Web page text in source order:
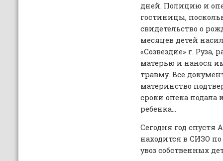
дней. Полицию и
гостиницы,
свидетельство о
месяцев детей
«Созвездие» г.
матерью и нанося
травму. Все
материнство
сроки опека подала
ребенка…
Сегодня год спустя
находится в СИЗО
увоз собственных